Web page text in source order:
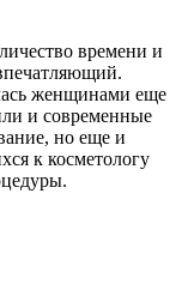
времени и
женщинами еще
и современные
но еще и
к косметологу